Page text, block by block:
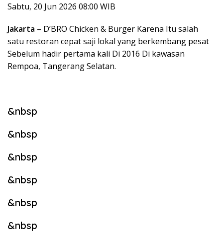
Sabtu, 20 Jun 2026 08:00 WIB
Jakarta – D’BRO Chicken & Burger Karena Itu salah
satu restoran cepat saji lokal yang berkembang pesat
Sebelum hadir pertama kali Di 2016 Di kawasan
Rempoa, Tangerang Selatan.
&nbsp
&nbsp
&nbsp
&nbsp
&nbsp
&nbsp